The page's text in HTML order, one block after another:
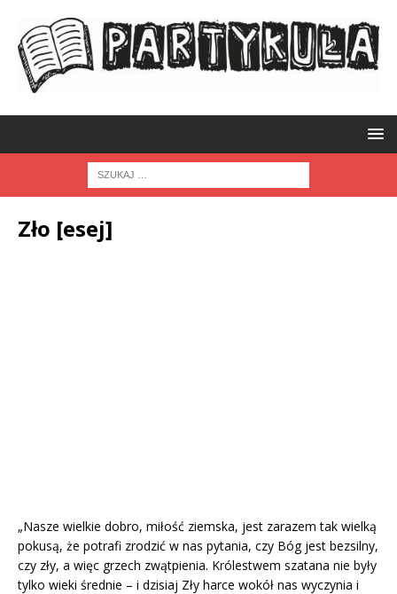
Zło [esej]
„Nasze wielkie dobro, miłość ziemska, jest zarazem tak wielką
pokusą, że potrafi zrodzić w nas pytania, czy Bóg jest bezsilny,
czy zły, a więc grzech zwątpienia. Królestwem szatana nie były
tylko wieki średnie – i dzisiaj Zły harce wokół nas wyczynia i